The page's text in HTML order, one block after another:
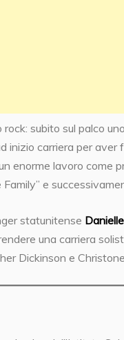
subito sul palco
inizio carriera per
enorme lavoro come
e
statunitense
una carriera
Dickinson e